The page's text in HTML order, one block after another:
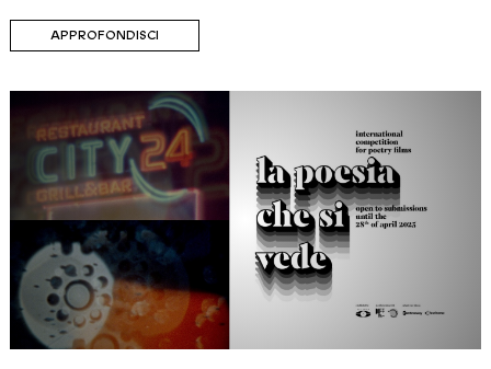
APPROFONDISCI